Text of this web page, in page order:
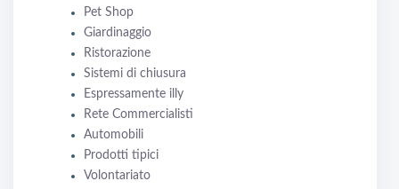
Pet Shop
Giardinaggio
Ristorazione
Sistemi di chiusura
Espressamente illy
Rete Commercialisti
Automobili
Prodotti tipici
Volontariato